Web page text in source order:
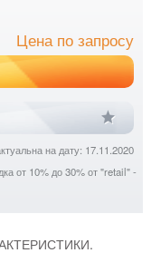
Цена по запросу
на дату: 17.11.2020
от 10% до 30% от "retail" -